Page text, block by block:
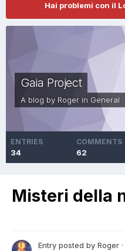
Hai problemi con il
Gaia Project
A blog by Roger in General
ENTRIES
34
COMMENTS
62
Misteri della
Entry posted by Roger ·